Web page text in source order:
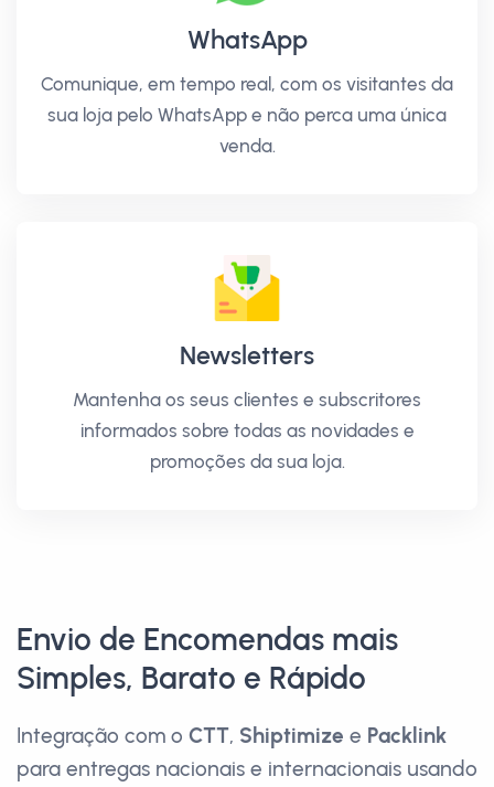
WhatsApp
Comunique, em tempo real, com os visitantes da
sua loja pelo WhatsApp e não perca uma única
venda.
Newsletters
Mantenha os seus clientes e subscritores
informados sobre todas as novidades e
promoções da sua loja.
Envio de Encomendas mais
Simples, Barato e Rápido
Integração com o CTT, Shiptimize e Packlink
para entregas nacionais e internacionais usando